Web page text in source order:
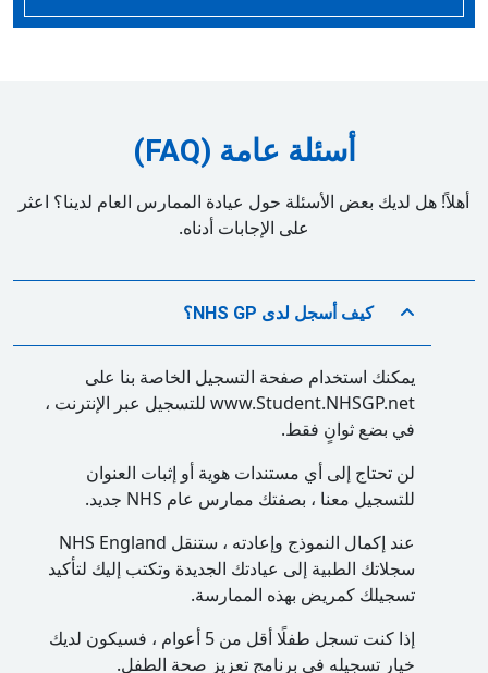
أسئلة عامة (FAQ)
أهلاً! هل لديك بعض الأسئلة حول عيادة الممارس العام لدينا؟ اعثر
على الإجابات أدناه.
كيف أسجل لدى NHS GP؟
يمكنك استخدام صفحة التسجيل الخاصة بنا على
www.Student.NHSGP.net للتسجيل عبر الإنترنت ،
في بضع ثوانٍ فقط.
لن تحتاج إلى أي مستندات هوية أو إثبات العنوان
للتسجيل معنا ، بصفتك ممارس عام NHS جديد.
عند إكمال النموذج وإعادته ، ستنقل NHS England
سجلاتك الطبية إلى عيادتك الجديدة وتكتب إليك لتأكيد
تسجيلك كمريض بهذه الممارسة.
إذا كنت تسجل طفلًا أقل من 5 أعوام ، فسيكون لديك
خيار تسجيله في برنامج تعزيز صحة الطفل.